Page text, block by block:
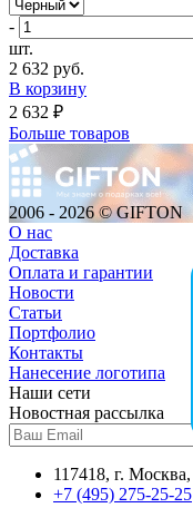
-
шт.
2 632 руб.
В корзину
2 632 ₽
Больше товаров
2006 - 2026 © GIFTON
О нас
Доставка
Оплата и гарантии
Новости
Статьи
Портфолио
Контакты
Нанесение логотипа
Наши сети
Новостная рассылка
117418, г. Москва,
+7 (495) 275-25-25